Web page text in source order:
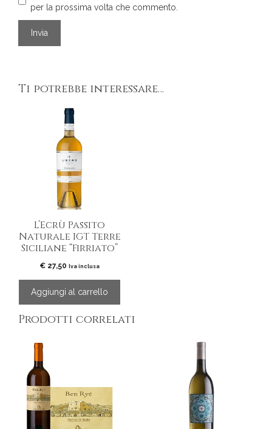
per la prossima volta che commento.
Ti potrebbe interessare…
L’Ecrù Passito
Naturale IGT Terre
Siciliane “Firriato”
€27,50 Iva inclusa
Aggiungi al carrello
Prodotti correlati
Questo
prodotto
più
varianti.